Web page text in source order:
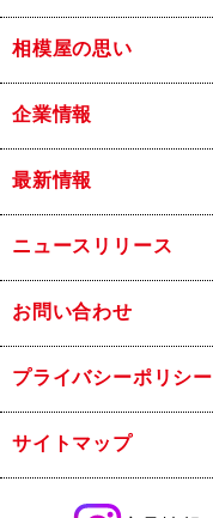
相模屋の思い
企業情報
最新情報
ニュースリリース
お問い合わせ
プライバシーポリシー
サイトマップ